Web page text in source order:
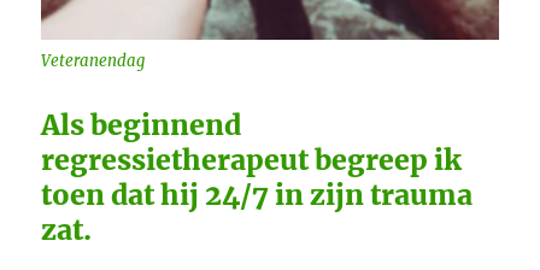
Veteranendag
Als beginnend
regressietherapeut begreep ik
toen dat hij 24/7 in zijn trauma
zat.